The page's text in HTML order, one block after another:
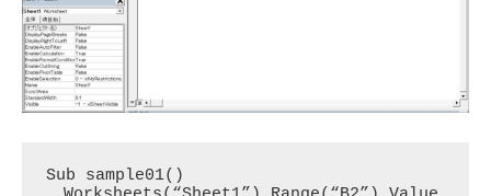
Sub sample01()